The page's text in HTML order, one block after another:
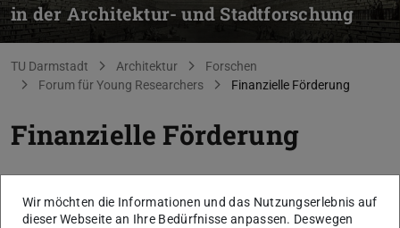
in der Architektur- und Stadtforschung
Sie befinden sich hier:
TU Darmstadt Architektur
Forschen
Forum für Young Researchers
Finanzielle Förderung
Finanzielle Förderung
KONTAKT
Wir möchten die Informationen und das Nutzungserlebnis auf
dieser Webseite an Ihre Bedürfnisse anpassen. Deswegen